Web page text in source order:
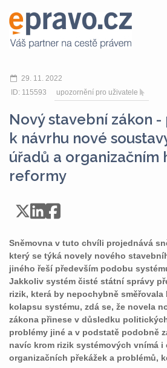
29. 11. 2022
ID: 115593
upozornění pro uživatele
Nový stavební zákon
k návrhu nové
úřadů a organizačním
reformy
Sněmovna v tuto chvíli projednává
který se týká novely nového
jiného řeší především podobu
Jakkoliv systém čisté státní správy
rizik, která by nepochybně směřovala
kolapsu systému, zdá se, že novela
zákona přinese v důsledku
problémy jiné a v podstatě podobně
navíc krom rizik systémových vnímá i
organizačních překážek a problémů,